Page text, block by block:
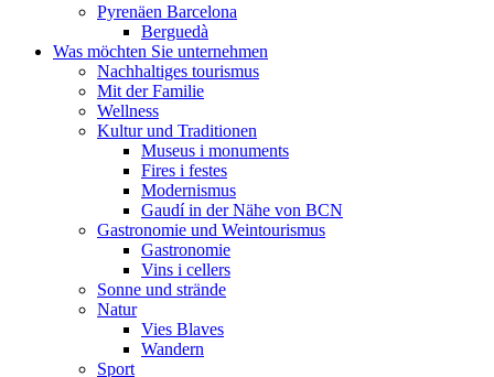
Pyrenäen Barcelona
Berguedà
Was möchten Sie unternehmen
Nachhaltiges tourismus
Mit der Familie
Wellness
Kultur und Traditionen
Museus i monuments
Fires i festes
Modernismus
Gaudí in der Nähe von BCN
Gastronomie und Weintourismus
Gastronomie
Vins i cellers
Sonne und strände
Natur
Vies Blaves
Wandern
Sport